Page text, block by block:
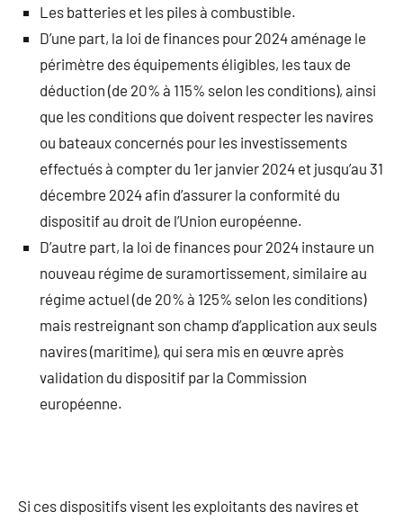
Les batteries et les piles à combustible.
D’une part, la loi de finances pour 2024 aménage le
périmètre des équipements éligibles, les taux de
déduction (de 20% à 115% selon les conditions), ainsi
que les conditions que doivent respecter les navires
ou bateaux concernés pour les investissements
effectués à compter du 1er janvier 2024 et jusqu’au 31
décembre 2024 afin d’assurer la conformité du
dispositif au droit de l’Union européenne.
D’autre part, la loi de finances pour 2024 instaure un
nouveau régime de suramortissement, similaire au
régime actuel (de 20% à 125% selon les conditions)
mais restreignant son champ d’application aux seuls
navires (maritime), qui sera mis en œuvre après
validation du dispositif par la Commission
européenne.
Si ces dispositifs visent les exploitants des navires et